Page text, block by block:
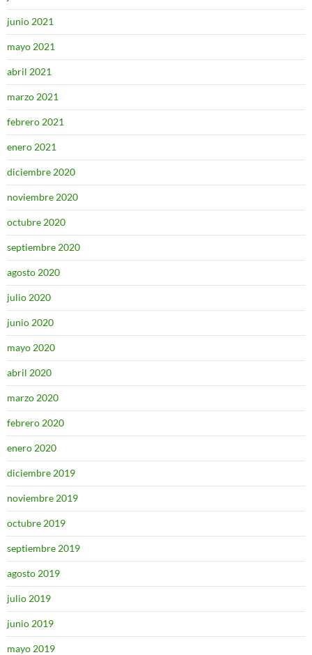
junio 2021
mayo 2021
abril 2021
marzo 2021
febrero 2021
enero 2021
diciembre 2020
noviembre 2020
octubre 2020
septiembre 2020
agosto 2020
julio 2020
junio 2020
mayo 2020
abril 2020
marzo 2020
febrero 2020
enero 2020
diciembre 2019
noviembre 2019
octubre 2019
septiembre 2019
agosto 2019
julio 2019
junio 2019
mayo 2019